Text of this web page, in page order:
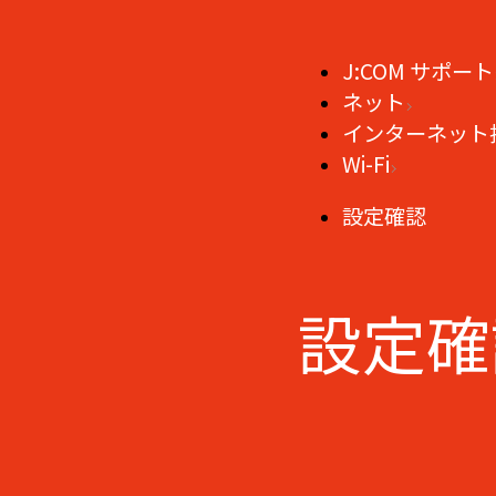
J:COM サポート
ネット
インターネット
Wi-Fi
設定確認
設定